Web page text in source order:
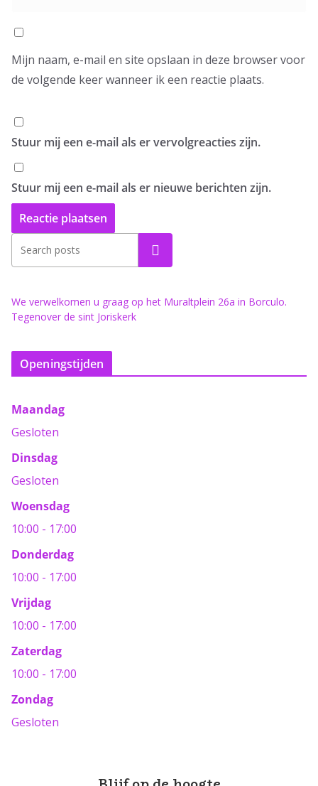
Mijn naam, e-mail en site opslaan in deze browser voor
de volgende keer wanneer ik een reactie plaats.
Stuur mij een e-mail als er vervolgreacties zijn.
Stuur mij een e-mail als er nieuwe berichten zijn.
Zoeken
We verwelkomen u graag op het Muraltplein 26a in Borculo.
Tegenover de sint Joriskerk
Openingstijden
Maandag
Gesloten
Dinsdag
Gesloten
Woensdag
10:00 - 17:00
Donderdag
10:00 - 17:00
Vrijdag
10:00 - 17:00
Zaterdag
10:00 - 17:00
Zondag
Gesloten